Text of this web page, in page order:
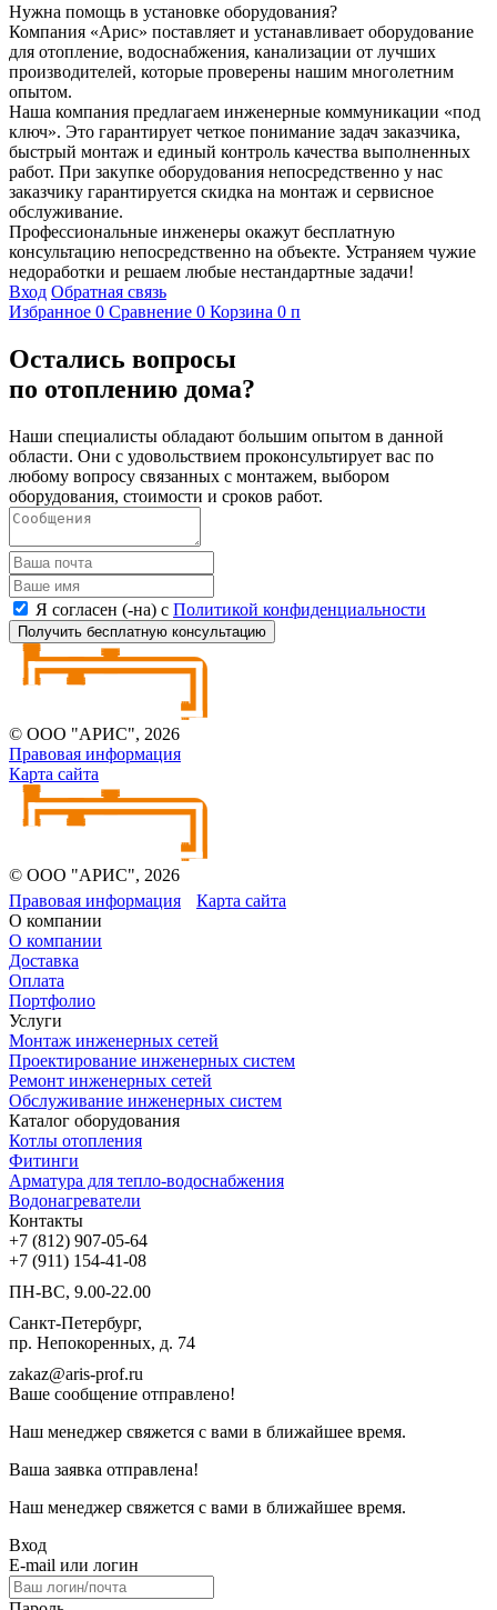
Нужна помощь в установке оборудования?
Компания «Арис» поставляет и устанавливает оборудование
для отопление, водоснабжения, канализации от лучших
производителей, которые проверены нашим многолетним
опытом.
Наша компания предлагаем инженерные коммуникации «под
ключ». Это гарантирует четкое понимание задач заказчика,
быстрый монтаж и единый контроль качества выполненных
работ. При закупке оборудования непосредственно у нас
заказчику гарантируется скидка на монтаж и сервисное
обслуживание.
Профессиональные инженеры окажут бесплатную
консультацию непосредственно на объекте. Устраняем чужие
недоработки и решаем любые нестандартные задачи!
Вход Обратная связь
Избранное 0 Сравнение 0 Корзина 0 п
Остались вопросы
по отоплению дома?
Наши специалисты обладают большим опытом в данной
области. Они с удовольствием проконсультирует вас по
любому вопросу связанных с монтажем, выбором
оборудования, стоимости и сроков работ.
Я согласен (-на) с Политикой конфиденциальности
Получить бесплатную консультацию
© ООО "АРИС", 2026
Правовая информация
Карта сайта
© ООО "АРИС", 2026
Правовая информация
Карта сайта
О компании
О компании
Доставка
Оплата
Портфолио
Услуги
Монтаж инженерных сетей
Проектирование инженерных систем
Ремонт инженерных сетей
Обслуживание инженерных систем
Каталог оборудования
Котлы отопления
Фитинги
Арматура для тепло-водоснабжения
Водонагреватели
Контакты
+7 (812) 907-05-64
+7 (911) 154-41-08
ПН-ВС, 9.00-22.00
Санкт-Петербург,
пр. Непокоренных, д. 74
zakaz@aris-prof.ru
Ваше сообщение отправлено!
Наш менеджер свяжется с вами в ближайшее время.
Ваша заявка отправлена!
Наш менеджер свяжется с вами в ближайшее время.
Вход
E-mail или логин